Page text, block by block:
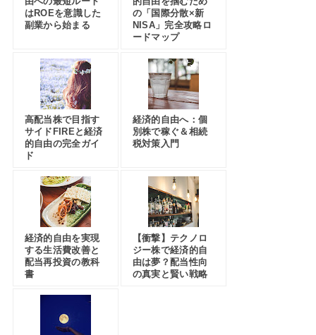
はROEを意識した
副業から始まる
の「国際分散×新
NISA」完全攻略ロ
ードマップ
高配当株で目指す
サイドFIREと経済
的自由の完全ガイ
ド
経済的自由へ：個
別株で稼ぐ＆相続
税対策入門
経済的自由を実現
する生活費改善と
配当再投資の教科
書
【衝撃】テクノロ
ジー株で経済的自
由は夢？配当性向
の真実と賢い戦略